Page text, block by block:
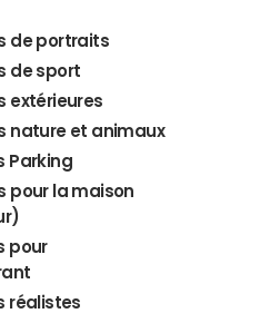
de portraits
de sport
extérieures
nature et animaux
Parking
pour la maison
pour
réalistes